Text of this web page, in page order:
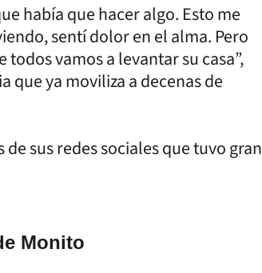
había que hacer algo. Esto me
sentí dolor en el alma. Pero
vamos a levantar su casa”,
que ya moviliza a decenas de
sus redes sociales que tuvo gran
Monito